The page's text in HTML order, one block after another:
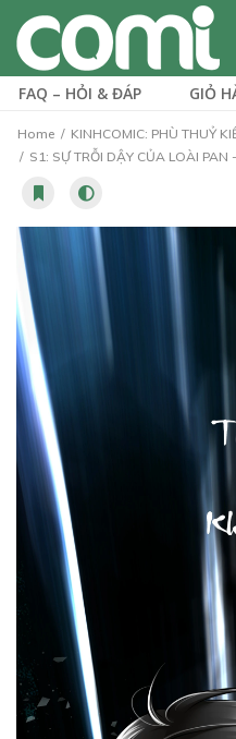
FAQ – HỎI & ĐÁP GIỎ
Home
KINHCOMIC: PHÙ THUỶ
S1: SỰ TRỖI DẬY CỦA LOÀI PAN